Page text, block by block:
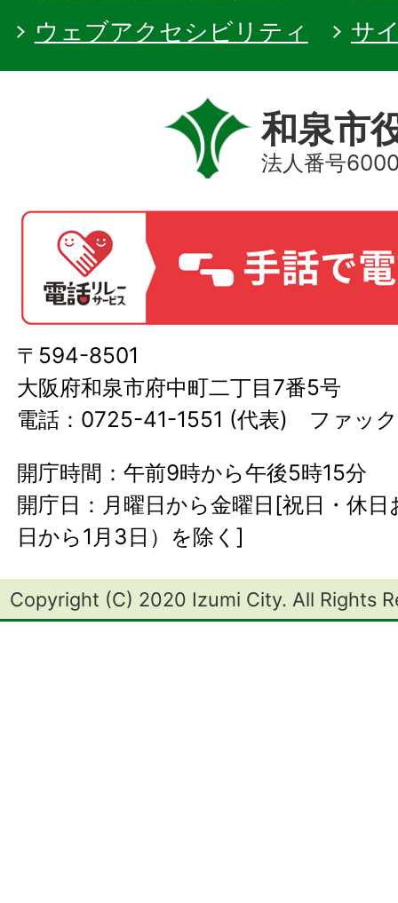
ウェブアクセシビリティ
サ
和泉市
法人番号
〒594-8501
大阪府和泉市府中町二丁目7番5号
電話：0725-41-1551 (代表) ファッ
開庁時間：午前9時から午後5時15分
開庁日：月曜日から金曜日[祝日・休
日から1月3日）を除く]
Copyright (C) 2020 Izumi City. All Rights